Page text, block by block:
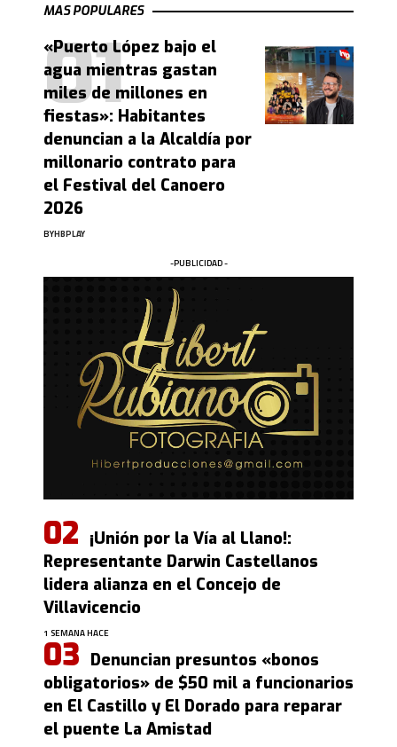
MAS POPULARES
«Puerto López bajo el
agua mientras gastan
miles de millones en
fiestas»: Habitantes
denuncian a la Alcaldía por
millonario contrato para
el Festival del Canoero
2026
BYHBPLAY
-PUBLICIDAD -
¡Unión por la Vía al Llano!:
Representante Darwin Castellanos
lidera alianza en el Concejo de
Villavicencio
1 SEMANA HACE
Denuncian presuntos «bonos
obligatorios» de $50 mil a funcionarios
en El Castillo y El Dorado para reparar
el puente La Amistad